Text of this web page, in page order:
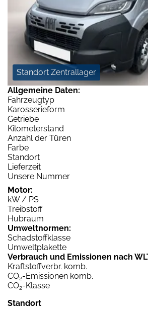
Standort Zentrallager
Allgemeine Daten:
Fahrzeugtyp
Karosserieform
Getriebe
Kilometerstand
Anzahl der Türen
Farbe
Standort
Lieferzeit
Unsere Nummer
Motor:
kW / PS
Treibstoff
Hubraum
Umweltnormen:
Schadstoffklasse
Umweltplakette
Verbrauch und Emissionen nach
Kraftstoffverbr. komb.
CO2-Emissionen komb.
CO2-Klasse
Standort